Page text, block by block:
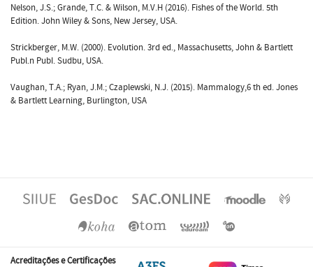
Nelson, J.S.; Grande, T.C. & Wilson, M.V.H (2016). Fishes of the World. 5th
Edition. John Wiley & Sons, New Jersey, USA.
Strickberger, M.W. (2000). Evolution. 3rd ed., Massachusetts, John & Bartlett
Publ.n PubI. Sudbu, USA.
Vaughan, T.A.; Ryan, J.M.; Czaplewski, N.J. (2015). Mammalogy,6 th ed. Jones
& Bartlett Learning, Burlington, USA
Acreditações e Certificações